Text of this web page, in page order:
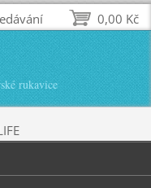
rukavice
0,00 Kč